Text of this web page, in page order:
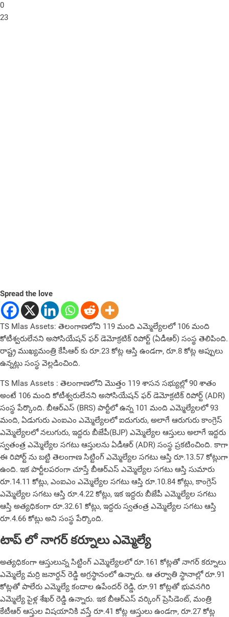
0
23
Spread the love
TS Mlas Assets: తెలంగాణలోని 119 మంది ఎమ్మెల్యేలలో 106 మంది
కోటీశ్వరులేనని అసోసియేషన్ ఫర్ డెమోక్రటిక్ రిపోర్ట్ (ఏడీఆర్) సంస్థ తెలిపింది.
రాష్ట్ర ముఖ్యమంత్రి కేసీఆర్ కు రూ.23 కోట్ల ఆస్తి ఉండగా, రూ.8 కోట్ల అప్పులు
ఉన్నట్లు సంస్థ వెల్లడించింది.
TS Mlas Assets : తెలంగాణలోని మొత్తం 119 శాసన సభ్యుల్లో 90 శాతం
అంటే 106 మంది కోటీశ్వరులేనని అసోసియేషన్ ఫర్ డెమోక్రటిక్ రిపోర్ట్ (ADR)
సంస్థ పేర్కొంది. బీఆర్ఎస్ (BRS) పార్టీలో ఉన్న 101 మంది ఎమ్మెల్యేలలో 93
మంది, ఏడుగురు ఎంఐఎం ఎమ్మెల్యేలలో ఐదుగురు, అలాగే ఆరుగురు కాంగ్రెస్
ఎమ్మెల్యేలలో నలుగురు, ఇద్దరు బీజేపీ(BJP) ఎమ్మెల్యేల ఆస్తులు అలాగే ఇద్దరు
స్వతంత్ర ఎమ్మెల్యేల సగటు ఆస్తులను ఏడీఆర్ (ADR) సంస్థ ప్రకటించింది. కాగా
ఈ రిపోర్ట్ ను బట్టి తెలంగాణ సిట్టింగ్ ఎమ్మెల్యేల సగటు ఆస్తి రూ.13.57 కోట్లుగా
ఉంది. ఇక పార్టీలపరంగా చూస్తే బీఆర్ఎస్ ఎమ్మెల్యేల సగటు ఆస్తి సుమారు
రూ.14.11 కోట్లు, ఎంఐఎం ఎమ్మెల్యేల సగటు ఆస్తి రూ.10.84 కోట్లు, కాంగ్రెస్
ఎమ్మెల్యేల సగటు ఆస్తి రూ.4.22 కోట్లు, ఇక ఇద్దరు బీజేపీ ఎమ్మెల్యేల సగటు
ఆస్తి అత్యధికంగా రూ.32.61 కోట్లు, ఇద్దరు స్వతంత్ర ఎమ్మెల్యేల సగటు ఆస్తి
రూ.4.66 కోట్లు అని సంస్థ పేర్కొంది.
టాప్ లో నాగర్ కర్నూలు ఎమ్మెల్యే
అత్యధికంగా ఆస్తులున్న సిట్టింగ్ ఎమ్మెల్యేలలో రూ.161 కోట్లతో నాగర్ కర్నూలు
ఎమ్మెల్యే మర్రి జనార్దన్ రెడ్డి అగ్రస్థానంలో ఉన్నారు. ఆ తర్వాతి స్థానాల్లో రూ.91
కోట్లతో పాలేరు ఎమ్మెల్యే కందాల ఉపేందర్ రెడ్డి, రూ.91 కోట్లతో భువనగిరి
ఎమ్మెల్యే పైళ్ల శేఖర్ రెడ్డి ఉన్నారు. ఇక బీఆర్ఎస్ వర్కింగ్ ప్రెసిడెంట్, మంత్రి
కేటీఆర్ ఆస్తుల విషయానికి వస్తే రూ.41 కోట్ల ఆస్తులు ఉండగా, రూ.27 కోట్ల